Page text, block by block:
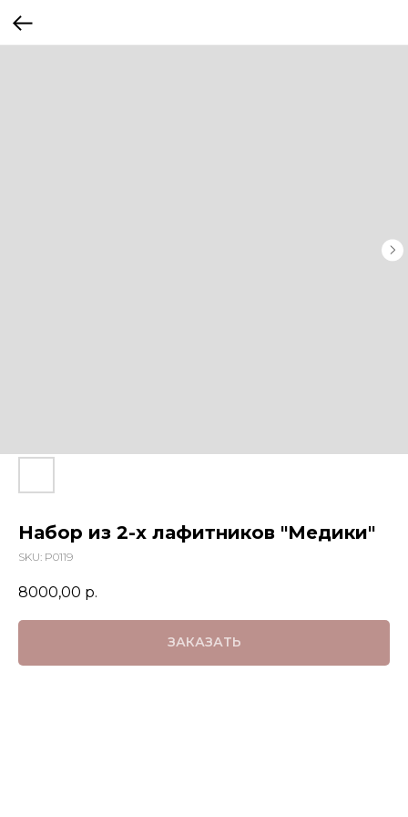
Набор из 2-х лафитников "Медики"
SKU: P0119
8000,00 р.
ЗАКАЗАТЬ